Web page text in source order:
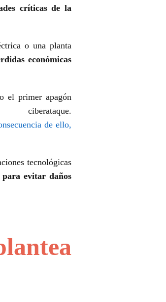
críticas de la
o una planta
económicas
el primer apagón
de ello,
tecnológicas
para evitar daños